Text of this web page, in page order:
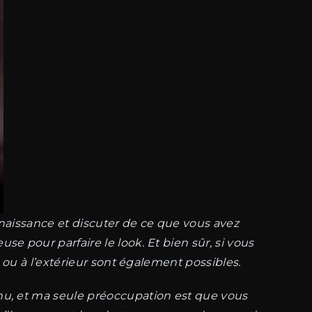
et discuter de ce que vous avez
pour parfaire le look. Et bien sûr, si vous
à l’extérieur sont également possibles.
et ma seule préoccupation est que vous